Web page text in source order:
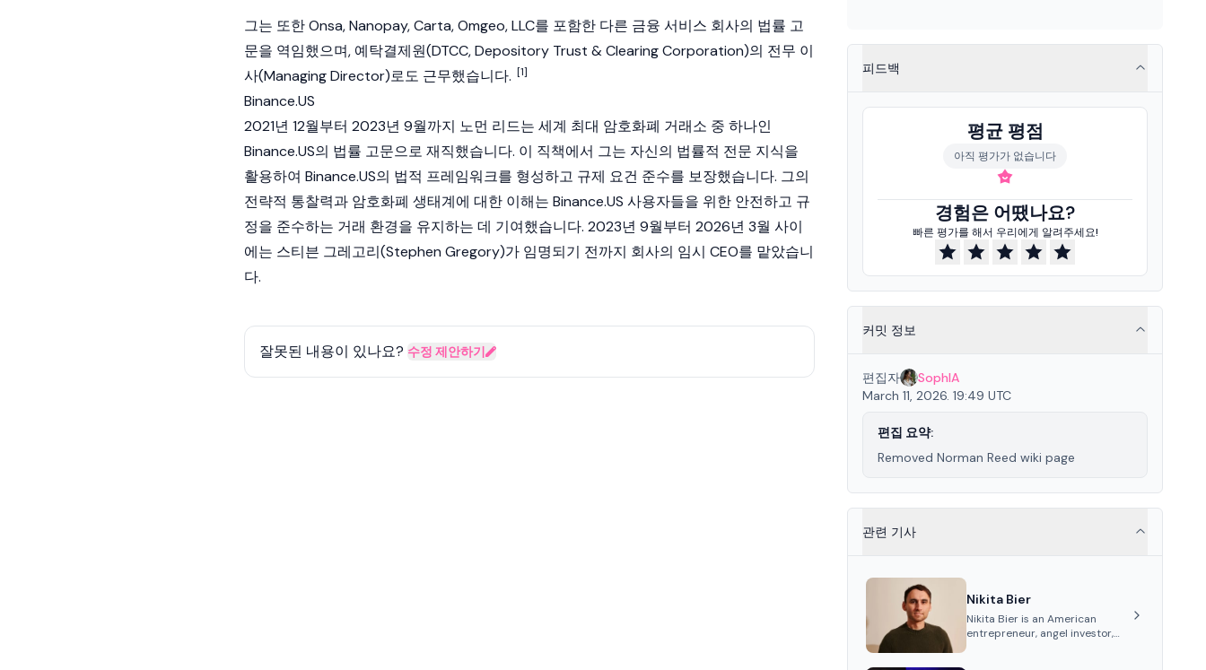
그는 또한 Onsa, Nanopay, Carta, Omgeo, LLC를 포함한 다른 금융 서비스 회사의 법률 고
문을 역임했으며, 예탁결제원(DTCC, Depository Trust & Clearing Corporation)의 전무 이
사(Managing Director)로도 근무했습니다. [1]
Binance.US
2021년 12월부터 2023년 9월까지 노먼 리드는 세계 최대 암호화폐 거래소 중 하나인
Binance.US의 법률 고문으로 재직했습니다. 이 직책에서 그는 자신의 법률적 전문 지식을
활용하여 Binance.US의 법적 프레임워크를 형성하고 규제 요건 준수를 보장했습니다. 그의
전략적 통찰력과 암호화폐 생태계에 대한 이해는 Binance.US 사용자들을 위한 안전하고 규
정을 준수하는 거래 환경을 유지하는 데 기여했습니다. 2023년 9월부터 2026년 3월 사이
에는 스티븐 그레고리(Stephen Gregory)가 임명되기 전까지 회사의 임시 CEO를 맡았습니
다.
잘못된 내용이 있나요? 수정 제안하기
피드백
평균 평점
아직 평가가 없습니다
경험은 어땠나요?
빠른 평가를 해서 우리에게 알려주세요!
커밋 정보
편집자
SophIA
March 11, 2026. 19:49 UTC
편집 요약:
Removed Norman Reed wiki page
관련 기사
Nikita Bier
Nikita Bier is an American
entrepreneur, angel investor,